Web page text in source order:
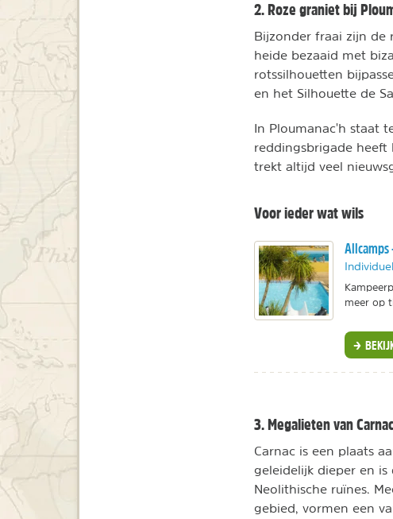
2. Roze graniet bij
Bijzonder fraai zijn de
heide bezaaid met
rotssilhouetten
en het Silhouette de
In Ploumanac'h staat
reddingsbrigade heeft
trekt altijd veel
Voor ieder wat wils
Allcamps
meer op
3. Megalieten van Carnac
Carnac is een plaats
geleidelijk dieper en
Neolithische ruïnes.
gebied, vormen een